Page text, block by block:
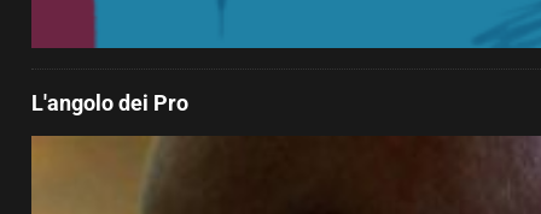
L'angolo dei Pro